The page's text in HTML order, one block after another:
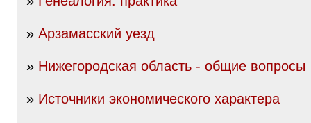
» Арзамасский уезд
» Нижегородская область - общие вопросы
» Источники экономического характера